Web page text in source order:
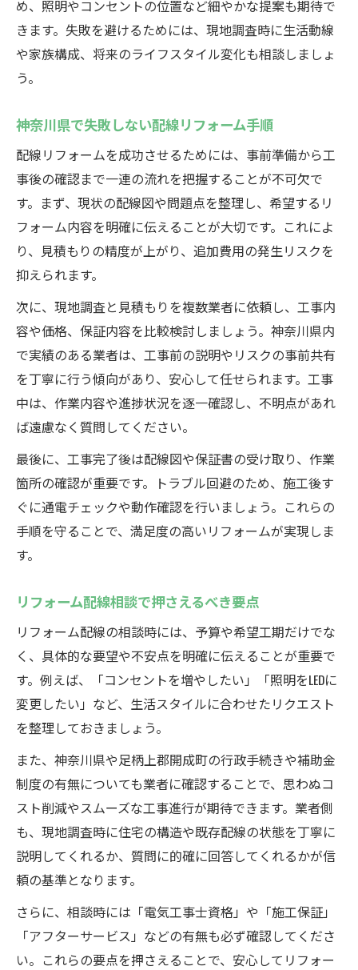
め、照明やコンセントの位置など細やかな提案も期待で
きます。失敗を避けるためには、現地調査時に生活動線
や家族構成、将来のライフスタイル変化も相談しましょ
う。
神奈川県で失敗しない配線リフォーム手順
配線リフォームを成功させるためには、事前準備から工
事後の確認まで一連の流れを把握することが不可欠で
す。まず、現状の配線図や問題点を整理し、希望するリ
フォーム内容を明確に伝えることが大切です。これによ
り、見積もりの精度が上がり、追加費用の発生リスクを
抑えられます。
次に、現地調査と見積もりを複数業者に依頼し、工事内
容や価格、保証内容を比較検討しましょう。神奈川県内
で実績のある業者は、工事前の説明やリスクの事前共有
を丁寧に行う傾向があり、安心して任せられます。工事
中は、作業内容や進捗状況を逐一確認し、不明点があれ
ば遠慮なく質問してください。
最後に、工事完了後は配線図や保証書の受け取り、作業
箇所の確認が重要です。トラブル回避のため、施工後す
ぐに通電チェックや動作確認を行いましょう。これらの
手順を守ることで、満足度の高いリフォームが実現しま
す。
リフォーム配線相談で押さえるべき要点
リフォーム配線の相談時には、予算や希望工期だけでな
く、具体的な要望や不安点を明確に伝えることが重要で
す。例えば、「コンセントを増やしたい」「照明をLEDに
変更したい」など、生活スタイルに合わせたリクエスト
を整理しておきましょう。
また、神奈川県や足柄上郡開成町の行政手続きや補助金
制度の有無についても業者に確認することで、思わぬコ
スト削減やスムーズな工事進行が期待できます。業者側
も、現地調査時に住宅の構造や既存配線の状態を丁寧に
説明してくれるか、質問に的確に回答してくれるかが信
頼の基準となります。
さらに、相談時には「電気工事士資格」や「施工保証」
「アフターサービス」などの有無も必ず確認してくださ
い。これらの要点を押さえることで、安心してリフォー